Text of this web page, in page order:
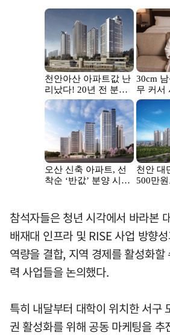
참석자들은 청년 시각에서 바라본
배재대 인프라 및 RISE 사업 방향
역량을 결합, 지역 경제를 활성화할
력 사업들을 논의했다.
특히 내달부터 대학이 위치한 서구
권 활성화를 위해 공동 마케팅을 추